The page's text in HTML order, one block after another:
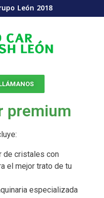
León 2018
premium
de cristales con
el mejor trato de tu
especializada